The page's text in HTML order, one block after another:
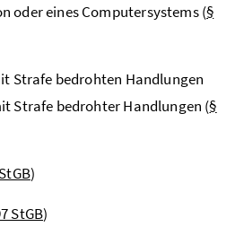
oder eines Computersystems (§
Strafe bedrohten Handlungen
Strafe bedrohter Handlungen (§
)
StGB)